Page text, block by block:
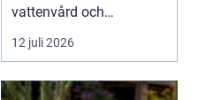
vattenvård och
muddringsindustri tack
vare sin förmåga att
12 juli 2026